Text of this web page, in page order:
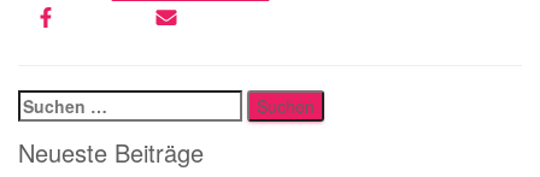
Suchen
nach:
Neueste Beiträge